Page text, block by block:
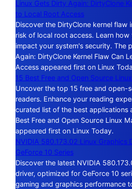
Linux Gets Dirty Again: DirtyClone
to Local Root Access
Discover the DirtyClone kernel flaw
risk of local root access. Learn how
impact your system's security. The
Again: DirtyClone Kernel Flaw Can
Access appeared first on Linux
15 Best Free and Open Source
Uncover the top 15 free and open-
readers. Enhance your reading
curated list of the best applications
Best Free and Open Source Linux
appeared first on Linux Today.
NVIDIA 580.173.02 Linux Graphics
GeForce 10 Series
Discover the latest NVIDIA
driver, optimized for GeForce 10
gaming and graphics performance